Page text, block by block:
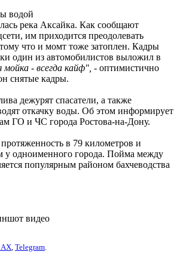
водой
река Аксайка. Как сообщают
им приходится преодолевать
что и момт тоже затоплен. Кадры
один из автомобилистов выложил в
мойка - всегда кайф", - оптимистично
снятые кадры.
дежурят спасатели, а также
откачку воды. Об этом информирует
ГО и ЧС города Ростова-на-Дону.
в 79 километров и
у одноименного города. Пойма между
популярным районом бахчеводства
видео
, Telegram.